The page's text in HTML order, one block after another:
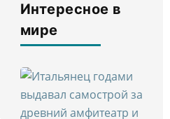
Интересное в
мире